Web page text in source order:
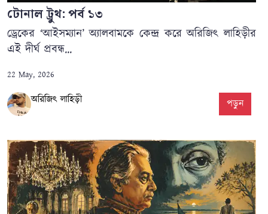
টোনাল ট্রুথ: পর্ব ১৩
ড্রেকের ‘আইসম্যান’ অ্যালবামকে কেন্দ্র করে অরিজিৎ লাহিড়ীর
এই দীর্ঘ প্রবন্ধ...
22 May, 2026
অরিজিৎ লাহিড়ী পড়ুন